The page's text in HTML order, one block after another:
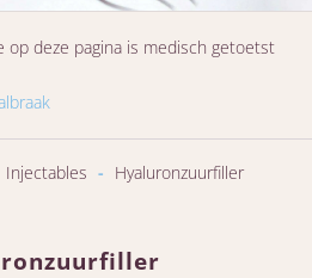
op deze pagina is medisch getoetst
Injectables - Hyaluronzuurfiller